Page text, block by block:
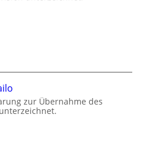
zur Übernahme des